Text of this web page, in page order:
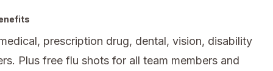
prescription drug, dental, vision, disability
Plus free flu shots for all team members and